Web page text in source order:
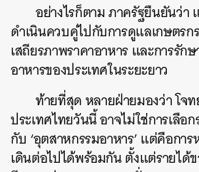
อย่างไรก็ตาม ภาครัฐยืนยันว่า
ดำเนินควบคู่ไปกับการดูแลเกษตรก
เสถียรภาพราคาอาหาร และการรัก
อาหารของประเทศในระยะยาว
ท้ายที่สุด หลายฝ่ายมองว่า โจ
ประเทศไทยวันนี้ อาจไม่ใช่การเลือก
กับ ‘อุตสาหกรรมอาหาร’ แต่คือกา
เดินต่อไปได้พร้อมกัน ตั้งแต่รายได้